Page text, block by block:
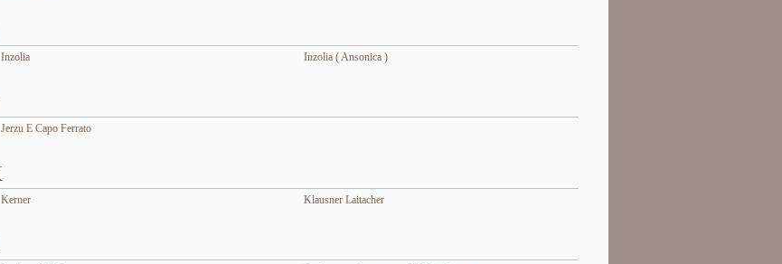
Inzolia Inzolia ( Ansonica )
Jerzu E Capo Ferrato
Kerner Klausner Laitacher